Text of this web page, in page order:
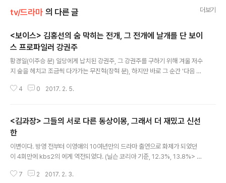
tv/드라마 의 다른 글 더보기
<보이스> 김홍선의 숨 막히는 전개, 그 전개에 날개를 단 보이
스 프로파일러 강권주
황경일(이주승 분) 일당에게 납치된 강권주, 그 강권주를 구하기 위해 겨울 저수
지 숲을 헤치고 조금씩 다가가는 무진혁(장혁 분), 하지만 바로 그 순간 '다음 시
앞에 둔 순간 끝나버리는 드라마에 '내가 범인도 못잡고, 아니 안잡고 끝내버리
안본다!'이런 부질없는 협박을 날리며 리모컨을 에 고정하고야 만다. 무엇때문
에? 강권주의 납치, 김홍선 표 연출의 전화위복아마도 매회 범인을 코 앞에 놔두
고 시청자를 회롱하듯이 끝내버리는 이 야속한 드라마에도 불구하고 다음 회를
기약하게..
4 0 2017. 2. 5.
<김과장> 그들의 서로 다른 동상이몽, 그래서 더 재밌고 신선
한
이변이다. 방영 전부터 이영애의 10여년만의 드라마 출연으로 화제가 되었던
이 4회만에 kbs2의 에게 역전되었다. (닐슨 코리아 기준, 12.3%, 13.8%> 물
젊은 사임당인 '박혜수'가 타이틀롤 격이니 말이다. 하지만 '사극'에 '애절한 운
7 2 2017. 2. 3.